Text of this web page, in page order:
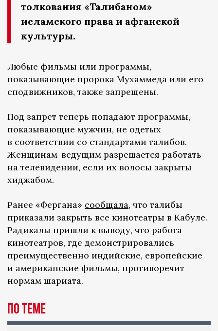
толкования «Талибаном»
исламского права и афганской
культуры.
Любые фильмы или программы,
показывающие пророка Мухаммеда или его
сподвижников, также запрещены.
Под запрет теперь попадают программы,
показывающие мужчин, не одетых
в соответствии со стандартами талибов.
Женщинам-ведущим разрешается работать
на телевидении, если их волосы закрыты
хиджабом.
Ранее «Фергана» сообщала, что талибы
приказали закрыть все кинотеатры в Кабуле.
Радикалы пришли к выводу, что работа
кинотеатров, где демонстрировались
преимущественно индийские, европейские
и американские фильмы, противоречит
нормам шариата.
По теме